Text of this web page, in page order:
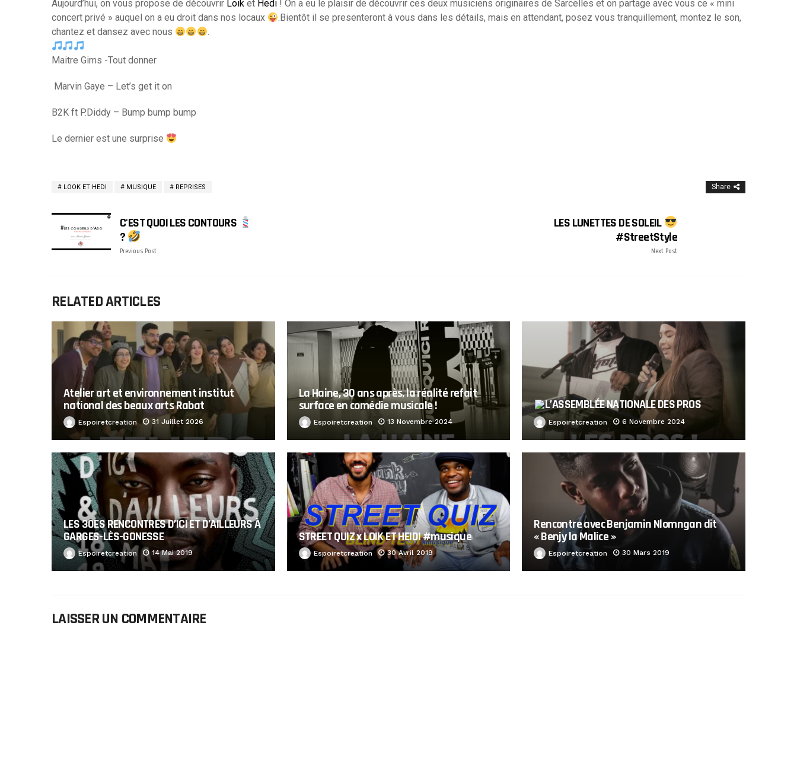
Aujourd’hui, on vous propose de découvrir Loik et Hedi ! On a eu le plaisir de découvrir ces deux musiciens originaires de Sarcelles et on partage avec vous ce « mini
concert privé » auquel on a eu droit dans nos locaux
.Bientôt il se presenteront à vous dans les détails, mais en attendant, posez vous tranquillement, montez le son,
chantez et dansez avec nous
.
Maitre Gims -Tout donner
Marvin Gaye – Let’s get it on
B2K ft P.Diddy – Bump bump bump
Le dernier est une surprise
LOOK ET HEDI MUSIQUE REPRISES Share
C'EST QUOI LES CONTOURS
?
Previous Post
LES LUNETTES DE SOLEIL
#StreetStyle
Next Post
RELATED ARTICLES
Atelier art et environnement institut
national des beaux arts Rabat
Espoiretcreation 31 Juillet 2026
La Haine, 30 ans après, la réalité refait
surface en comédie musicale !
Espoiretcreation 13 Novembre 2024
L’ASSEMBLÉE NATIONALE DES PROS
Espoiretcreation 6 Novembre 2024
LES 30ES RENCONTRES D’ICI ET D’AILLEURS À
GARGES-LÈS-GONESSE
Espoiretcreation 14 Mai 2019
STREET QUIZ x LOIK ET HEIDI #musique
Espoiretcreation 30 Avril 2019
Rencontre avec Benjamin Nlomngan dit
« Benjy la Malice »
Espoiretcreation 30 Mars 2019
LAISSER UN COMMENTAIRE